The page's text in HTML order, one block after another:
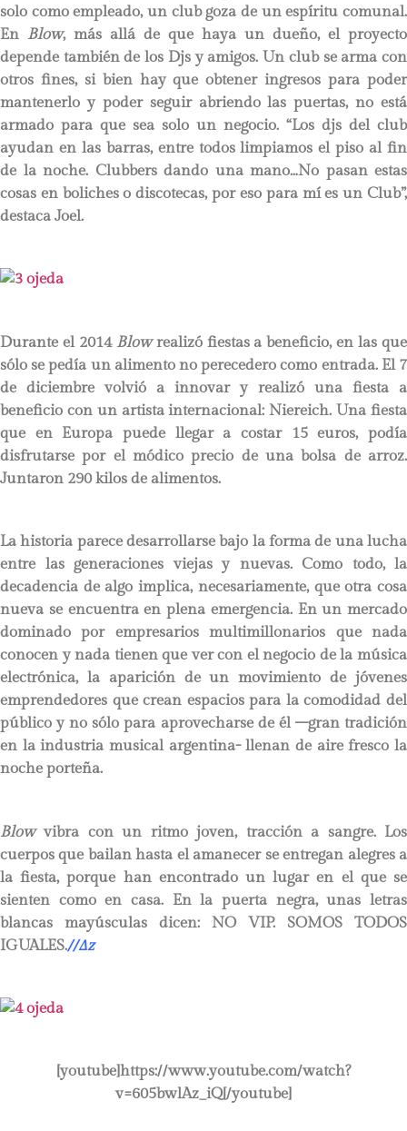
solo como empleado, un club goza de un espíritu comunal.
En Blow, más allá de que haya un dueño, el proyecto
depende también de los Djs y amigos. Un club se arma con
otros fines, si bien hay que obtener ingresos para poder
mantenerlo y poder seguir abriendo las puertas, no está
armado para que sea solo un negocio. “Los djs del club
ayudan en las barras, entre todos limpiamos el piso al fin
de la noche. Clubbers dando una mano…No pasan estas
cosas en boliches o discotecas, por eso para mí es un Club”,
destaca Joel.
Durante el 2014 Blowrealizó fiestas a beneficio, en las que
sólo se pedía un alimento no perecedero como entrada. El 7
de diciembre volvió a innovar y realizó una fiesta a
beneficio con un artista internacional: Niereich. Una fiesta
que en Europa puede llegar a costar 15 euros, podía
disfrutarse por el módico precio de una bolsa de arroz.
Juntaron 290 kilos de alimentos.
La historia parece desarrollarse bajo la forma de una lucha
entre las generaciones viejas y nuevas. Como todo, la
decadencia de algo implica, necesariamente, que otra cosa
nueva se encuentra en plena emergencia. En un mercado
dominado por empresarios multimillonarios que nada
conocen y nada tienen que ver con el negocio de la música
electrónica, la aparición de un movimiento de jóvenes
emprendedores que crean espacios para la comodidad del
público y no sólo para aprovecharse de él –gran tradición
en la industria musical argentina- llenan de aire fresco la
noche porteña.
Blowvibra con un ritmo joven, tracción a sangre. Los
cuerpos que bailan hasta el amanecer se entregan alegres a
la fiesta, porque han encontrado un lugar en el que se
sienten como en casa. En la puerta negra, unas letras
blancas mayúsculas dicen: NO VIP. SOMOS TODOS
IGUALES.//∆z
[youtube]https://www.youtube.com/watch?
v=605bwlAz_iQ[/youtube]